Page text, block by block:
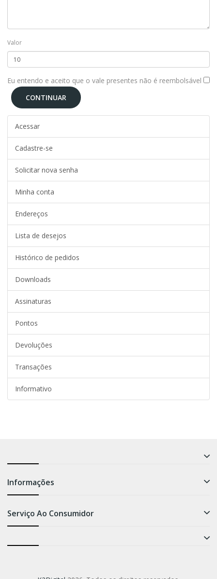
Valor
Eu entendo e aceito que o vale presentes não é reembolsável
Acessar
Cadastre-se
Solicitar nova senha
Minha conta
Endereços
Lista de desejos
Histórico de pedidos
Downloads
Assinaturas
Pontos
Devoluções
Transações
Informativo
Informações
Serviço Ao Consumidor